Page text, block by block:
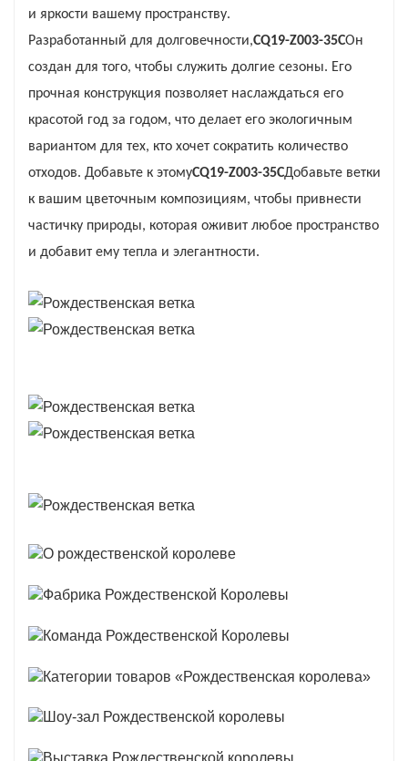
более крупной композиции или использовать в
качестве отдельного акцента.
и яркости вашему пространству.
Разработанный для долговечности,CQ19-Z003-35CОн
создан для того, чтобы служить долгие сезоны. Его
прочная конструкция позволяет наслаждаться его
красотой год за годом, что делает его экологичным
вариантом для тех, кто хочет сократить количество
отходов. Добавьте к этомуCQ19-Z003-35CДобавьте ветки
к вашим цветочным композициям, чтобы привнести
частичку природы, которая оживит любое пространство
и добавит ему тепла и элегантности.